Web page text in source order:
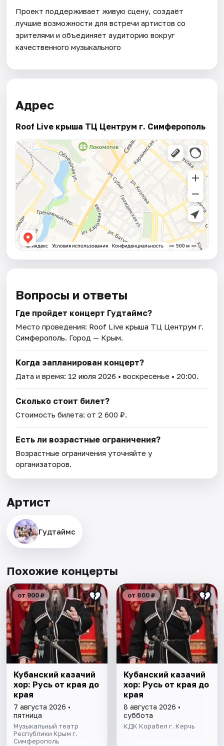
Проект поддерживает живую сцену, создаёт
лучшие возможности для встречи артистов со
зрителями и объединяет аудиторию вокруг
качественного музыкального
Адрес
Roof Live крыша ТЦ Центрум г. Симферополь
Вопросы и ответы
Где пройдет концерт Гудтаймс?
Место проведения: Roof Live крыша ТЦ Центрум г.
Симферополь. Город — Крым.
Когда запланирован концерт?
Дата и время: 12 июля 2026 • воскресенье • 20:00.
Сколько стоит билет?
Стоимость билета: от 2 600 ₽.
Есть ли возрастные ограничения?
Возрастные ограничения уточняйте у
организаторов.
Артист
Гудтаймс
Похожие концерты
от 900 ₽
Кубанский казачий
хор: Русь от края до
края
7 августа 2026 •
пятница
Музыкальный театр
Республики Крым г.
Симферополь
от 800 ₽
Кубанский казачий
хор: Русь от края до
края
8 августа 2026 •
суббота
КДК Корабел г. Керчь